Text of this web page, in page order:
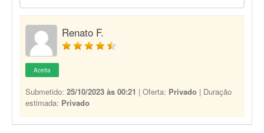
Renato F.
Aceita
Submetido: 25/10/2023 às 00:21 | Oferta: Privado | Duração
estimada: Privado